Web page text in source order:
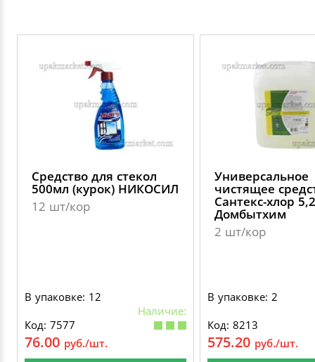
Средство для стекол
500мл (курок) НИКОСИЛ
12 шт/кор
В упаковке: 12
Наличие:
Код: 7577
76.00 руб./шт.
Универсальное
чистящее
Сантекс-хлор
Домбытхим
2 шт/кор
В упаковке: 2
Код: 8213
575.20 руб./шт.